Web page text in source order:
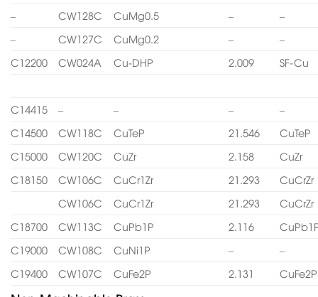
–
CW128C CuMg0.5 –
–
–
CW127C CuMg0.2 –
–
C12200
CW024A Cu-DHP 2.009 SF-Cu
C14415 – – –
–
C14500
CW118C CuTeP 21.546
CuTeP
C15000
CW120C CuZr 2.158
CuZr
C18150
CW106C CuCr1Zr 21.293
CuCrZr
CW106C
CuCr1Zr 21.293
CuCrZr
C18700
CW113C CuPb1P 2.116
C19000
CW108C CuNi1P –
–
C19400
CW107C CuFe2P 2.131 CuFe2P